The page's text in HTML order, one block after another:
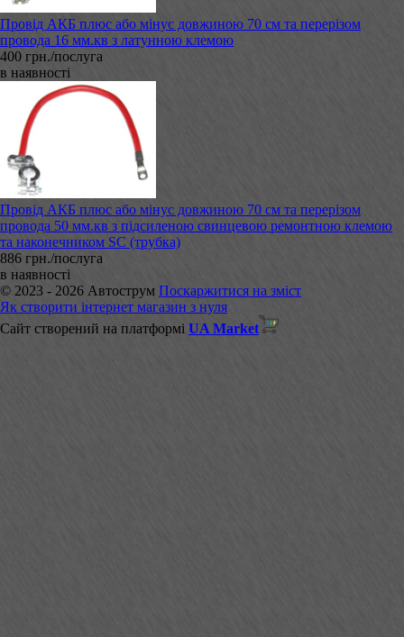
Провід АКБ плюс або мінус довжиною 70 см та перерізом
провода 16 мм.кв з латунною клемою
400 грн./послуга
в наявності
Провід АКБ плюс або мінус довжиною 70 см та перерізом
провода 50 мм.кв з підсиленою свинцевою ремонтною клемою
та наконечником SC (трубка)
886 грн./послуга
в наявності
© 2023 - 2026 Автострум Поскаржитися на зміст
Як створити інтернет магазин з нуля
Сайт створений на платформі UA Market